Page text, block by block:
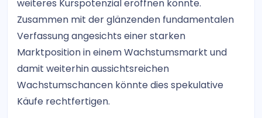
weiteres Kurspotenzial eröffnen könnte.
Zusammen mit der glänzenden fundamentalen
Verfassung angesichts einer starken
Marktposition in einem Wachstumsmarkt und
damit weiterhin aussichtsreichen
Wachstumschancen könnte dies spekulative
Käufe rechtfertigen.